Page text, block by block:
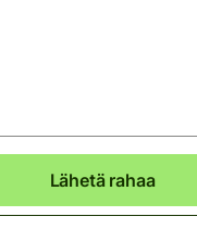
Lähetä rahaa